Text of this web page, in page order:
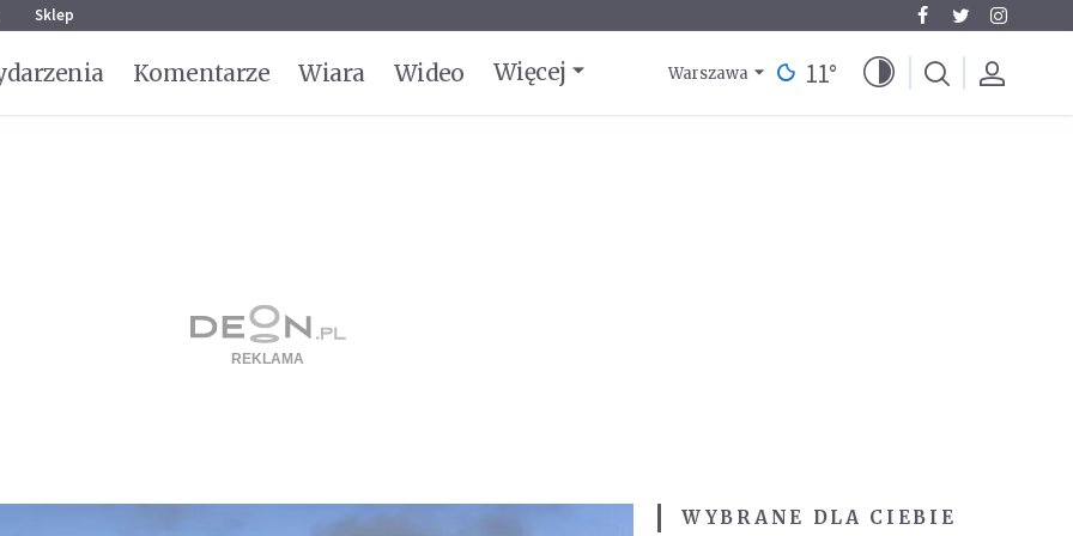
Sklep
Komentarze Wiara Wideo Więcej Warszawa 11°
WYBRANE DLA CIEBIE